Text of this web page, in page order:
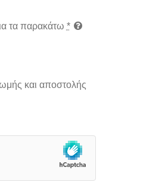
τα παρακάτω *
και αποστολής